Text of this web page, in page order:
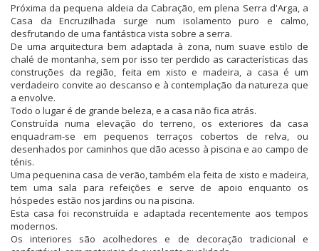
Próxima da pequena aldeia da Cabração, em plena Serra d'Arga, a
Casa da Encruzilhada surge num isolamento puro e calmo,
desfrutando de uma fantástica vista sobre a serra.
De uma arquitectura bem adaptada à zona, num suave estilo de
chalé de montanha, sem por isso ter perdido as características das
construções da região, feita em xisto e madeira, a casa é um
verdadeiro convite ao descanso e à contemplação da natureza que
a envolve.
Todo o lugar é de grande beleza, e a casa não fica atrás.
Construída numa elevação do terreno, os exteriores da casa
enquadram-se em pequenos terraços cobertos de relva, ou
desenhados por caminhos que dão acesso à piscina e ao campo de
ténis.
Uma pequenina casa de verão, também ela feita de xisto e madeira,
tem uma sala para refeições e serve de apoio enquanto os
hóspedes estão nos jardins ou na piscina.
Esta casa foi reconstruída e adaptada recentemente aos tempos
modernos.
Os interiores são acolhedores e de decoração tradicional e